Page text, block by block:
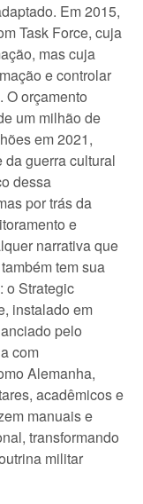
Em 2015,
Task Force, cuja
mas cuja
e controlar
O orçamento
um milhão de
em 2021,
guerra cultural
dessa
por trás da
e
narrativa que
tem sua
o Strategic
instalado em
pelo
com
Alemanha,
acadêmicos e
manuais e
transformando
militar